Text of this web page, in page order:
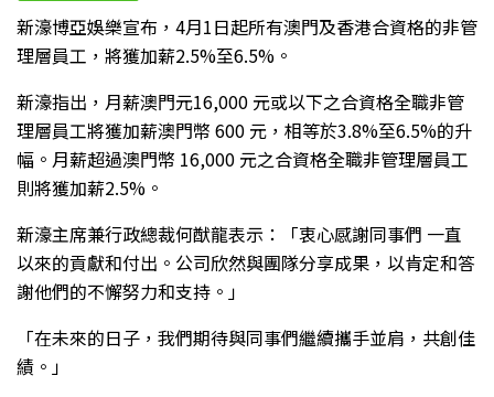
新濠博亞娛樂宣布，4月1日起所有澳門及香港合資格的非管
理層員工，將獲加薪2.5%至6.5%。
新濠指出，月薪澳門元16,000 元或以下之合資格全職非管
理層員工將獲加薪澳門幣 600 元，相等於3.8%至6.5%的升
幅。月薪超過澳門幣 16,000 元之合資格全職非管理層員工
則將獲加薪2.5%。
新濠主席兼行政總裁何猷龍表示：「衷心感謝同事們 一直
以來的貢獻和付出。公司欣然與團隊分享成果，以肯定和答
謝他們的不懈努力和支持。」
「在未來的日子，我們期待與同事們繼續攜手並肩，共創佳
績。」